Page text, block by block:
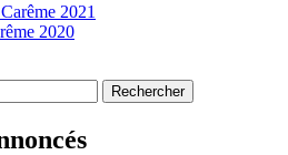
2021
2020